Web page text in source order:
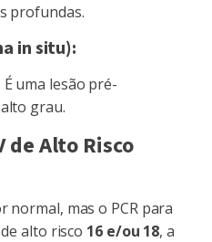
profundas.
in situ):
uma lesão pré-
grau.
Alto Risco
normal, mas o PCR para
alto risco 16 e/ou 18, a